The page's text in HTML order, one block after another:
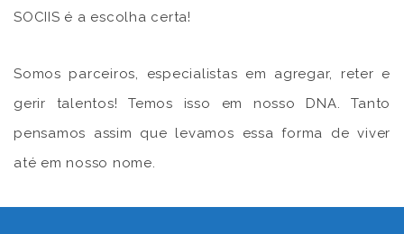
SOCIIS é a escolha certa!
Somos parceiros, especialistas em agregar, reter e
gerir talentos! Temos isso em nosso DNA. Tanto
pensamos assim que levamos essa forma de viver
até em nosso nome.